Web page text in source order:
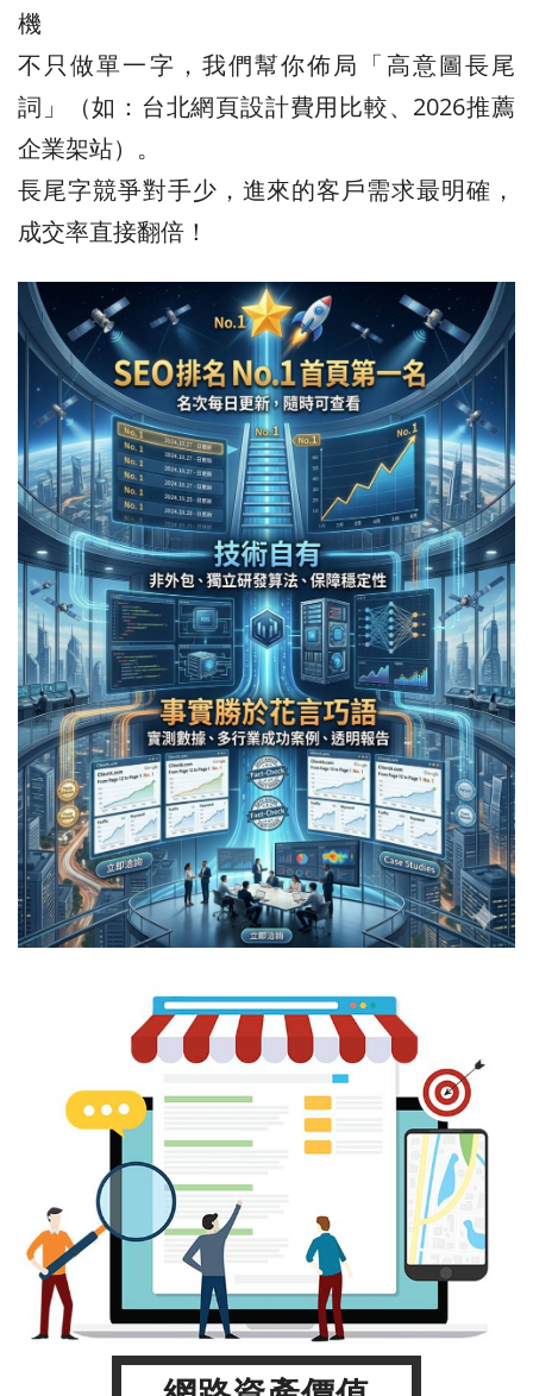
機
不只做單一字，我們幫你佈局「高意圖長尾
詞」（如：台北網頁設計費用比較、2026推薦
企業架站）。
長尾字競爭對手少，進來的客戶需求最明確，
成交率直接翻倍！